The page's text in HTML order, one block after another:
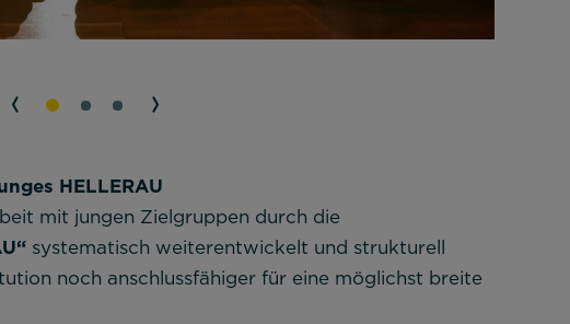
HELLERAU
mit jungen Zielgruppen durch die
systematisch weiterentwickelt und strukturell
noch anschlussfähiger für eine möglichst breite